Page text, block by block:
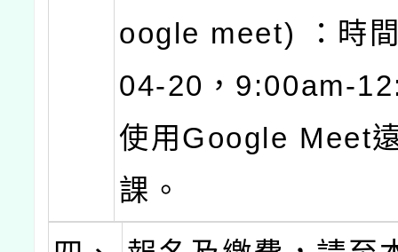
oogle meet) ：時
04-20，9:00am-
使用Google Meet
課。